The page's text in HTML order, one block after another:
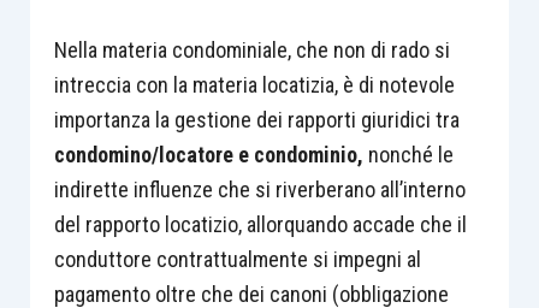
Nella materia condominiale, che non di rado si
intreccia con la materia locatizia, è di notevole
importanza la gestione dei rapporti giuridici tra
condomino/locatore e condominio, nonché le
indirette influenze che si riverberano all’interno
del rapporto locatizio, allorquando accade che il
conduttore contrattualmente si impegni al
pagamento oltre che dei canoni (obbligazione